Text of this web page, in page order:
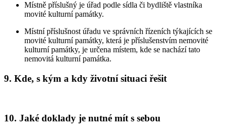
Místně příslušný je úřad podle sídla či bydliště vlastníka
movité kulturní památky.
Místní příslušnost úřadu ve správních řízeních týkajících se
movité kulturní památky, která je příslušenstvím nemovité
kulturní památky, je určena místem, kde se nachází tato
nemovitá kulturní památka.
9. Kde, s kým a kdy životní situaci řešit
10. Jaké doklady je nutné mít s sebou